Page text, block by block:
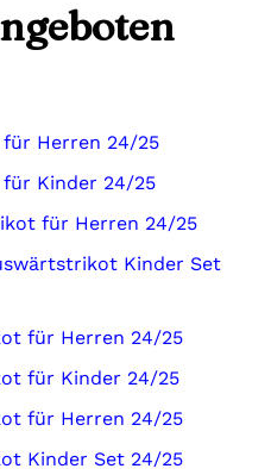
Herren 24/25
Kinder 24/25
für Herren 24/25
Kinder Set
für Herren 24/25
für Kinder 24/25
für Herren 24/25
Kinder Set 24/25